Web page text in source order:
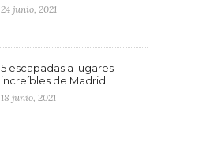
24 junio, 2021
5 escapadas a lugares
increíbles de Madrid
18 junio, 2021